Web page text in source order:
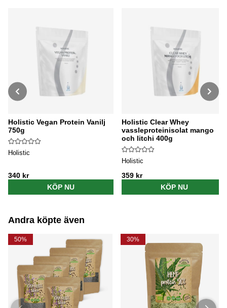
Holistic Vegan Protein Vanilj
750g
Holistic
340 kr
KÖP NU
Holistic Clear Whey
vassleproteinisolat mango
och litchi 400g
Holistic
359 kr
KÖP NU
Andra köpte även
50% 30%